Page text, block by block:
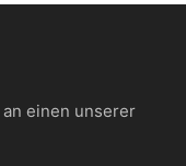
einen unserer